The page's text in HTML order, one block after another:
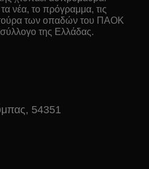
νέα, το πρόγραμμα, τις
των οπαδών του ΠΑΟΚ
της Ελλάδας.
54351